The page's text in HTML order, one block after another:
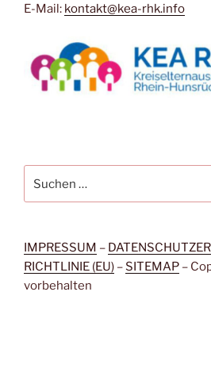
E-Mail: kontakt@kea-rhk.info
nach:
IMPRESSUM –
RICHTLINIE (EU) – SITEMAP –
vorbehalten